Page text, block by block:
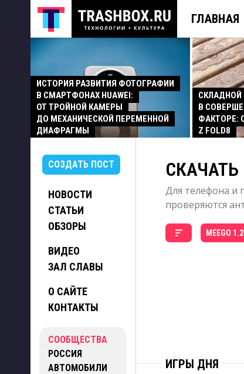
ГЛАВНАЯ
ИСТОРИЯ РАЗВИТИЯ ФОТОГРАФИИ
В СМАРТФОНАХ HUAWEI:
ОТ ТРОЙНОЙ КАМЕРЫ
ДО МЕХАНИЧЕСКОЙ ПЕРЕМЕННОЙ
ДИАФРАГМЫ
В
ФАКТОРЕ:
Z FOLD8
СОЗДАТЬ ПОСТ
НОВОСТИ
СТАТЬИ
ОБЗОРЫ
ВИДЕО
ЗАЛ СЛАВЫ
О САЙТЕ
КОНТАКТЫ
СООБЩЕСТВА
РОССИЯ
АВТОМОБИЛИ
СКАЧАТЬ
Для телефона и
проверяются
MEEGO 1.2
ИГРЫ ДНЯ